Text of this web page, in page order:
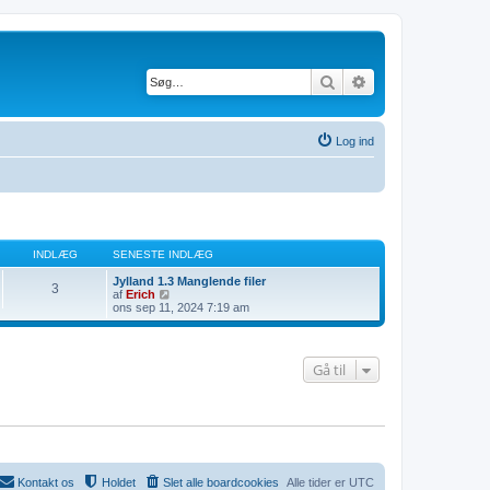
Søg
Log ind
INDLÆG SENESTE INDLÆG
3
Jylland 1.3 Manglende filer
af Erich
s
s
i
n
ons sep 11, 2024 7:19 am
Gå til
Alle tider er UTC
Slet alle boardcookies
Holdet
Kontakt os